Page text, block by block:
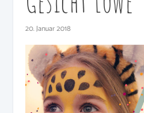
20. Januar 2018